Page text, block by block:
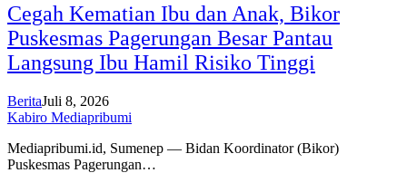
Cegah Kematian Ibu dan Anak, Bikor
Puskesmas Pagerungan Besar Pantau
Langsung Ibu Hamil Risiko Tinggi
BeritaJuli 8, 2026
Kabiro Mediapribumi
Mediapribumi.id, Sumenep — Bidan Koordinator (Bikor)
Puskesmas Pagerungan…